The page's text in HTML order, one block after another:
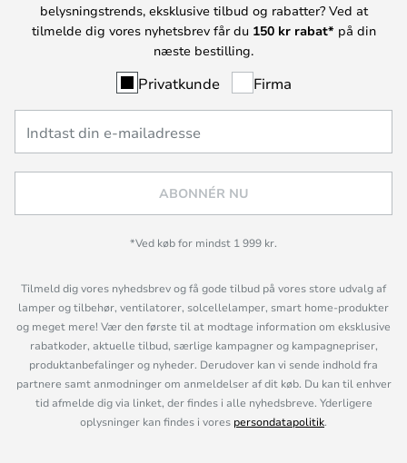
belysningstrends, eksklusive tilbud og rabatter? Ved at
tilmelde dig vores nyhetsbrev får du 150 kr rabat* på din
næste bestilling.
Privatkunde Firma
ABONNÉR NU
*Ved køb for mindst 1 999 kr.
Tilmeld dig vores nyhedsbrev og få gode tilbud på vores store udvalg af
lamper og tilbehør, ventilatorer, solcellelamper, smart home-produkter
og meget mere! Vær den første til at modtage information om eksklusive
rabatkoder, aktuelle tilbud, særlige kampagner og kampagnepriser,
produktanbefalinger og nyheder. Derudover kan vi sende indhold fra
partnere samt anmodninger om anmeldelser af dit køb. Du kan til enhver
tid afmelde dig via linket, der findes i alle nyhedsbreve. Yderligere
oplysninger kan findes i vores persondatapolitik.